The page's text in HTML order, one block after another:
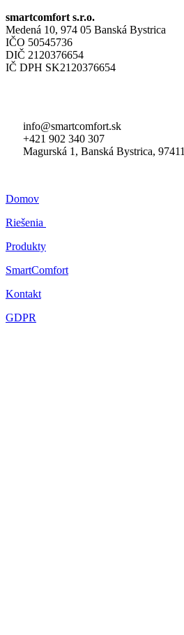
smartcomfort s.r.o.
Medená 10, 974 05 Banská Bystrica
IČO 50545736
DIČ 2120376654
IČ DPH SK2120376654
info@smartcomfort.sk
+421 902 340 307
Magurská 1, Banská Bystrica, 97411
Domov
Riešenia
Produkty
SmartComfort
Kontakt
GDPR